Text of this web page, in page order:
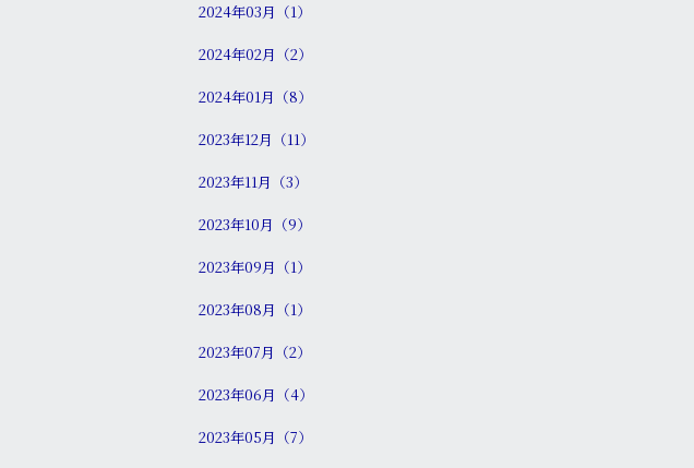
2024年03月（1）
2024年02月（2）
2024年01月（8）
2023年12月（11）
2023年11月（3）
2023年10月（9）
2023年09月（1）
2023年08月（1）
2023年07月（2）
2023年06月（4）
2023年05月（7）